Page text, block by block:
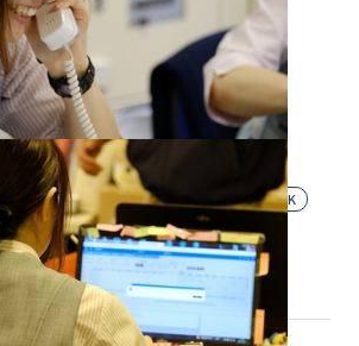
気の介護事務のお仕事☆
復帰希望の方にぴったり！
的スキルがあれば応募可能◎
笑顔で対応できる方歓迎♪
迎 夜勤なし 未経験OK
無資格OK
・バイク通勤OK
賞与あり